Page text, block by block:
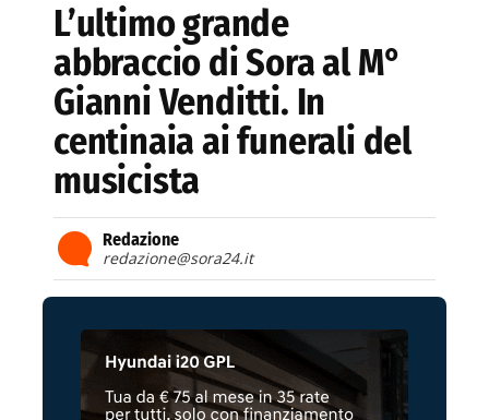
L’ultimo grande
abbraccio di Sora al M°
Gianni Venditti. In
centinaia ai funerali del
musicista
Redazione
redazione@sora24.it